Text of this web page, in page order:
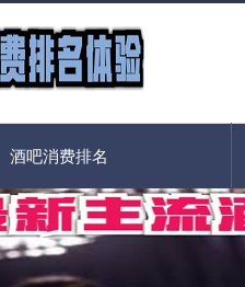
酒吧消费排名